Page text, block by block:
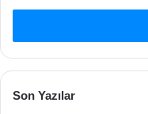
Son Yazılar